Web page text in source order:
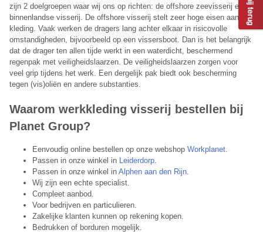
zijn 2 doelgroepen waar wij ons op richten: de offshore zeevisserij en de
binnenlandse visserij. De offshore visserij stelt zeer hoge eisen aan de
kleding. Vaak werken de dragers lang achter elkaar in risicovolle
omstandigheden, bijvoorbeeld op een vissersboot. Dan is het belangrijk
dat de drager ten allen tijde werkt in een waterdicht, beschermend
regenpak met veiligheidslaarzen. De veiligheidslaarzen zorgen voor
veel grip tijdens het werk. Een dergelijk pak biedt ook bescherming
tegen (vis)oliën en andere substanties.
Waarom werkkleding visserij bestellen bij
Planet Group?
Eenvoudig online bestellen op onze webshop Workplanet.
Passen in onze winkel in Leiderdorp.
Passen in onze winkel in Alphen aan den Rijn.
Wij zijn een echte specialist.
Compleet aanbod.
Voor bedrijven en particulieren.
Zakelijke klanten kunnen op rekening kopen.
Bedrukken of borduren mogelijk.